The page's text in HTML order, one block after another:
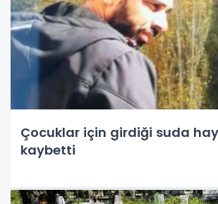
Çocuklar için girdiği suda
kaybetti